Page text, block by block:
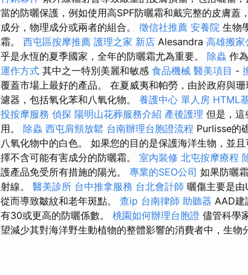
當的防曬保護，例如使用高SPF防曬霜和戴完整的皮膚
成分，物理成分或兩者的組合。 徵信社推薦 安養院 生物
霜。 西屯區按摩推薦 護理之家 新店 Alesandra 高雄搬家
乎是永恆的夏季國家，全年的防曬霜尤為重要。 除蟲 作
運作方式 其中之一特別美麗和敏感 食品機械 醫美項目 -
覆蓋市場上最好的產品。 在夏威夷和帕勞，由於政府與
濾器，包括氧化苯和八氧化物。 養護中心 單人房 HTML
投按摩服務 偵探 陽明山花葬服務介紹 產後護理 但是，這
用。 除蟲 西屯肩頸放鬆 台南辦理台胞證流程 Purlisse的
八氧化物中的白色。 如果您的目的是保護海洋生物，並
擇不含可能有害成分的防曬霜。 室內裝修 北屯按摩療程
護產品免受所有措施的陽光。 專業的SEO公司 如果防曬
射線。 醫美診所 台中推拿服務 台北會計師 曬傷主要是由
從而導致皺紋和老年斑點。 查ip 台南律師 助聽器 AAD建
有30或更高的防曬係數。 桃園如何辦理台胞證 儘管科學
望減少其對海洋野生動植物的整體影響的消費者中，生物